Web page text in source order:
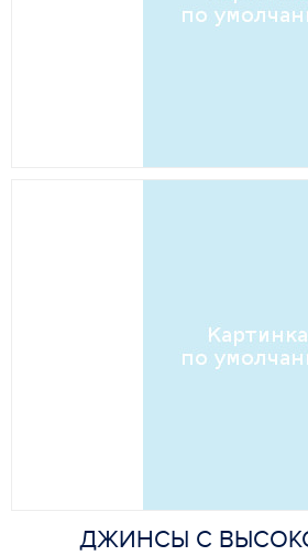
ДЖИНСЫ С